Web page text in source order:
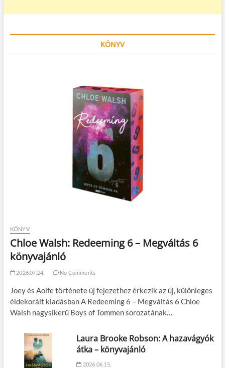
KÖNYV
KÖNYV
Chloe Walsh: Redeeming 6 – Megváltás 6
könyvajánló
2026.07.24. No Comments
Joey és Aoife története új fejezethez érkezik az új, különleges
éldekorált kiadásban A Redeeming 6 – Megváltás 6 Chloe
Walsh nagysikerű Boys of Tommen sorozatának…
Laura Brooke Robson: A hazavágyók
átka – könyvajánló
2026.06.15.